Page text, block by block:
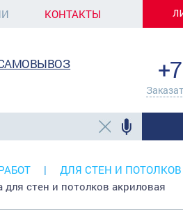
КОНТАКТЫ
ДЛЯ СТЕН И
стен и потолков акриловая